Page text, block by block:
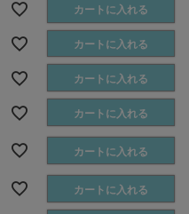
カートに入れる
カートに入れる
カートに入れる
カートに入れる
カートに入れる
カートに入れる